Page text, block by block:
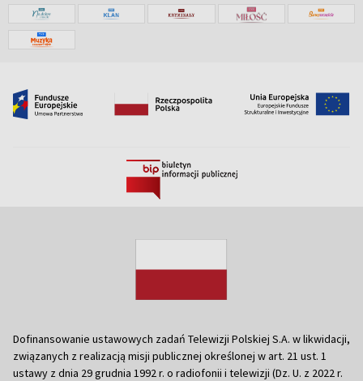
Dofinansowanie ustawowych zadań Telewizji Polskiej S.A. w likwidacji,
związanych z realizacją misji publicznej określonej w art. 21 ust. 1
ustawy z dnia 29 grudnia 1992 r. o radiofonii i telewizji (Dz. U. z 2022 r.